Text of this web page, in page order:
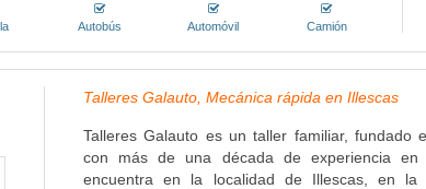
Autobús Automóvil Camión
Talleres Galauto, Mecánica rápida en Illescas
Talleres Galauto es un taller familiar, fundado
con más de una década de experiencia
encuentra en la localidad de Illescas, en la